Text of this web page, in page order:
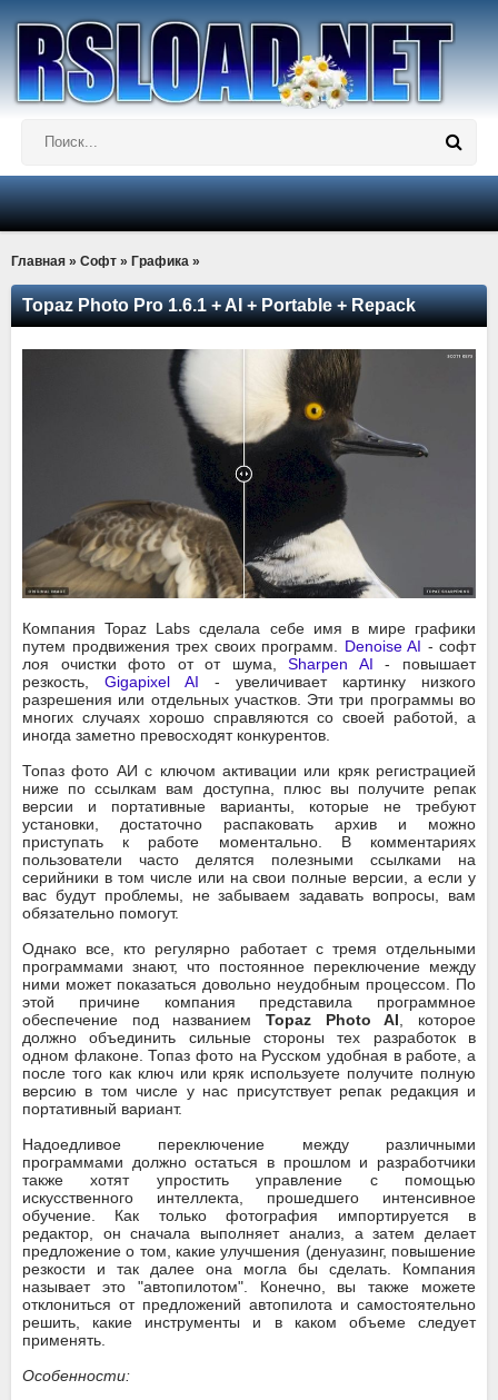
Главная » Софт » Графика »
Topaz Photo Pro 1.6.1 + AI + Portable + Repack
Компания Topaz Labs сделала себе имя в мире графики
путем продвижения трех своих программ. Denoise AI - софт
лоя очистки фото от от шума,Sharpen AI - повышает
резкость, Gigapixel AI - увеличивает картинку низкого
разрешения или отдельных участков. Эти три программы во
многих случаях хорошо справляются со своей работой, а
иногда заметно превосходят конкурентов.
Топаз фото АИ с ключом активации или кряк регистрацией
ниже по ссылкам вам доступна, плюс вы получите репак
версии и портативные варианты, которые не требуют
установки, достаточно распаковать архив и можно
приступать к работе моментально. В комментариях
пользователи часто делятся полезными ссылками на
серийники в том числе или на свои полные версии, а если у
вас будут проблемы, не забываем задавать вопросы, вам
обязательно помогут.
Однако все, кто регулярно работает с тремя отдельными
программами знают, что постоянное переключение между
ними может показаться довольно неудобным процессом. По
этой причине компания представила программное
обеспечение под названием Topaz Photo AI , которое
должно объединить сильные стороны тех разработок в
одном флаконе. Топаз фото на Русском удобная в работе, а
после того как ключ или кряк используете получите полную
версию в том числе у нас присутствует репак редакция и
портативный вариант.
Надоедливое переключение между различными
программами должно остаться в прошлом и разработчики
также хотят упростить управление с помощью
искусственного интеллекта, прошедшего интенсивное
обучение. Как только фотография импортируется в
редактор, он сначала выполняет анализ, а затем делает
предложение о том, какие улучшения (денуазинг, повышение
резкости и так далее она могла бы сделать. Компания
называет это "автопилотом". Конечно, вы также можете
отклониться от предложений автопилота и самостоятельно
решить, какие инструменты и в каком объеме следует
применять.
Особенности: